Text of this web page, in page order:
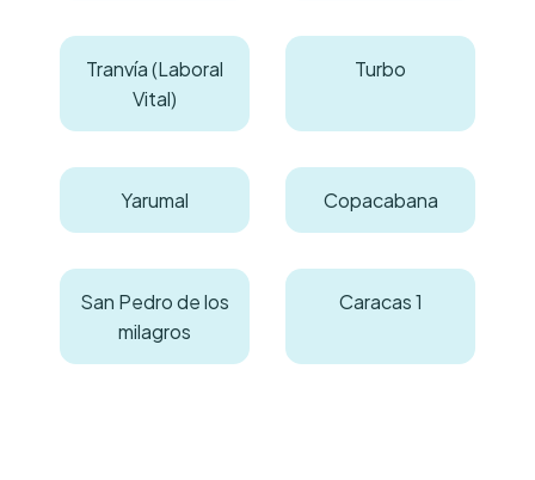
Tranvía (Laboral
Vital)
Turbo
Yarumal Copacabana
San Pedro de los
milagros
Caracas 1